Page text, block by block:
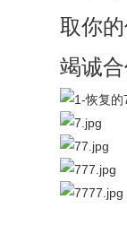
取你
竭诚